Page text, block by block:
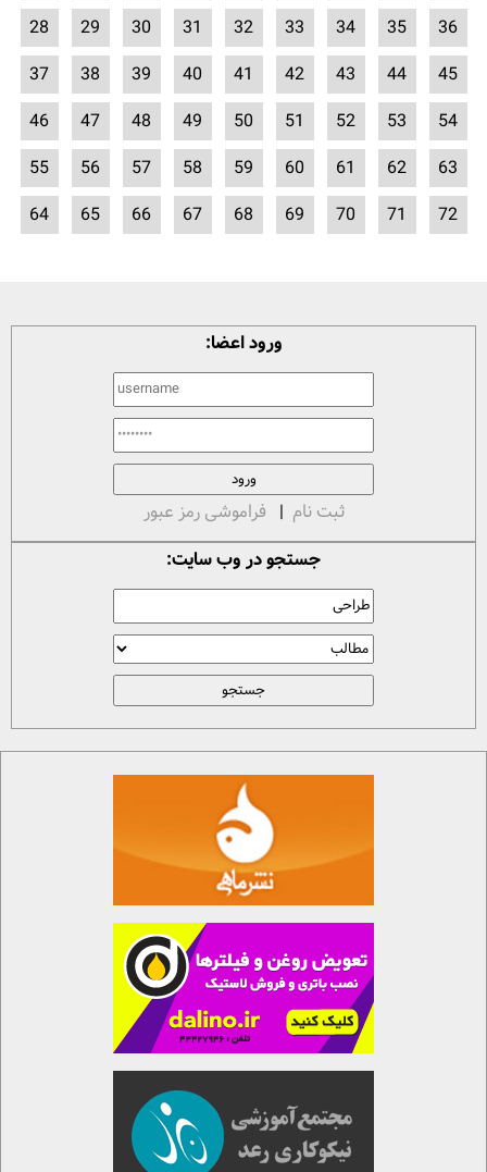
28
29 30 31 32 33 34 35
36
37
38 39 40 41 42 43 44
45
46
47 48 49 50 51 52 53
54
55
56 57 58 59 60 61 62
63
64
65 66 67 68 69 70 71 72
ورود اعضا:
ثبت نام | فراموشی رمز عبور
جستجو در وب سایت: